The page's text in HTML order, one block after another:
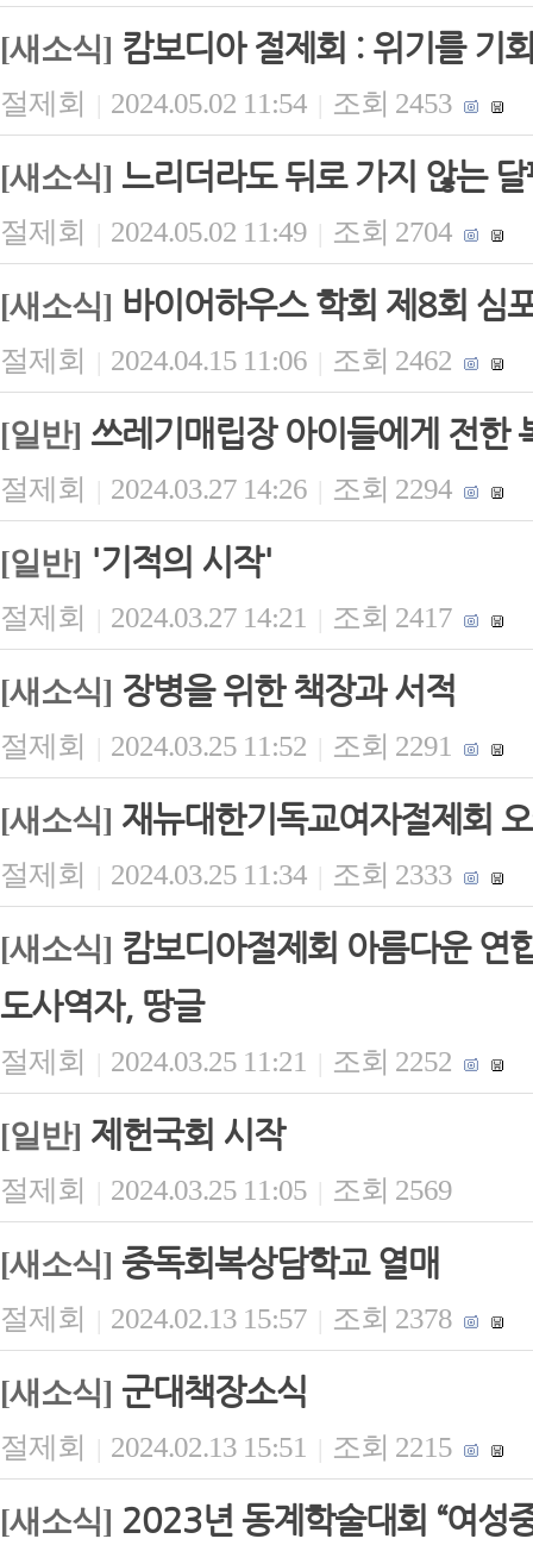
[새소식] 캄보디아 절제회 : 위기를 기
절제회 | 2024.05.02 11:54 | 조회 2453
[새소식] 느리더라도 뒤로 가지 않는
절제회 | 2024.05.02 11:49 | 조회 2704
[새소식] 바이어하우스 학회 제8회 심
절제회 | 2024.04.15 11:06 | 조회 2462
[일반] 쓰레기매립장 아이들에게 전한
절제회 | 2024.03.27 14:26 | 조회 2294
[일반] '기적의 시작'
절제회 | 2024.03.27 14:21 | 조회 2417
[새소식] 장병을 위한 책장과 서적
절제회 | 2024.03.25 11:52 | 조회 2291
[새소식] 재뉴대한기독교여자절제회
절제회 | 2024.03.25 11:34 | 조회 2333
[새소식] 캄보디아절제회 아름다운 연
도사역자, 땅글
절제회 | 2024.03.25 11:21 | 조회 2252
[일반] 제헌국회 시작
절제회 | 2024.03.25 11:05 | 조회 2569
[새소식] 중독회복상담학교 열매
절제회 | 2024.02.13 15:57 | 조회 2378
[새소식] 군대책장소식
절제회 | 2024.02.13 15:51 | 조회 2215
[새소식] 2023년 동계학술대회 “여성